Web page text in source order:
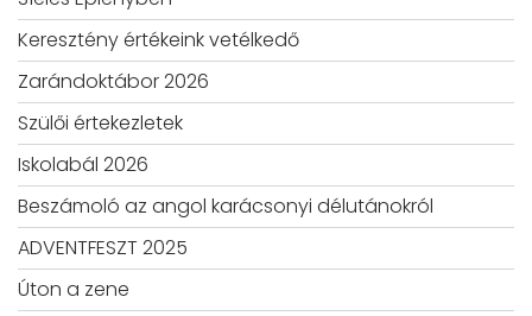
Keresztény értékeink vetélkedő
Zarándoktábor 2026
Szülői értekezletek
Iskolabál 2026
Beszámoló az angol karácsonyi délutánokról
ADVENTFESZT 2025
Úton a zene